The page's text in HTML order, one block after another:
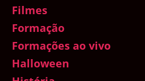
Filmes
Formação
Formações ao vivo
Halloween